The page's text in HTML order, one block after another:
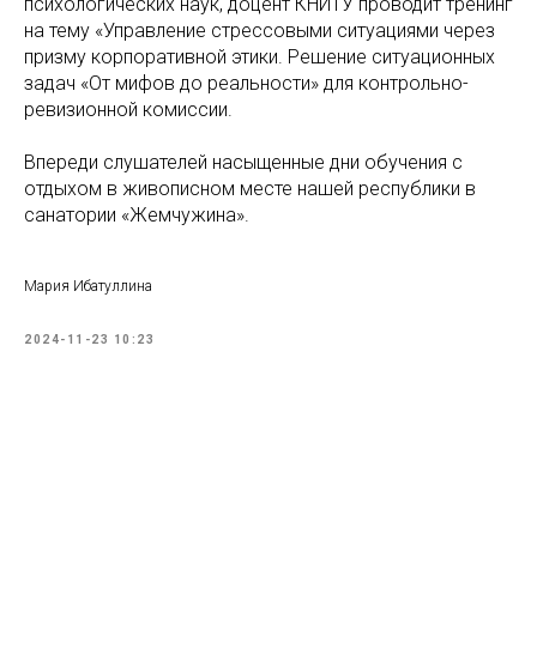
на тему «Управление стрессовыми ситуациями через
призму корпоративной этики. Решение ситуационных
задач «От мифов до реальности» для контрольно-
ревизионной комиссии.
Впереди слушателей насыщенные дни обучения с
отдыхом в живописном месте нашей республики в
санатории «Жемчужина».
Мария Ибатуллина
2024-11-23 10:23